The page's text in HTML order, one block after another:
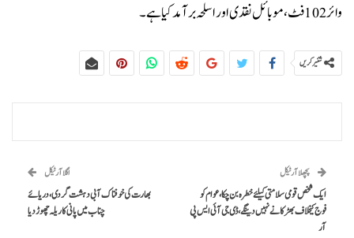
وائر 102 فٹ ، موبائل نقدی اور اسلحہ برآمد کیا ہے۔
شئیر کریں
پچھلا آرٹیکل
ایک شخص قومی سلامتی کیلئے خطرہ بن چکا، عوام کو
فوج کیخلاف بھڑکانے نہیں دینگے، ڈی جی آئی ایس پی
آر
اگلا آرٹیکل
بھارت کی خوفناک آبی دہشت گردی، دریائے
چناب میں پانی کا ریلہ چھوڑ دیا